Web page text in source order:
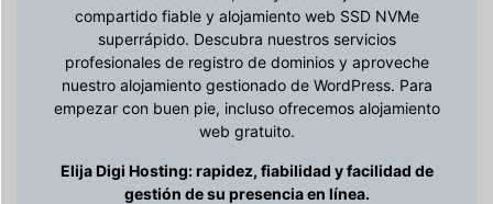
compartido fiable y alojamiento web SSD NVMe
superrápido. Descubra nuestros servicios
profesionales de registro de dominios y aproveche
nuestro alojamiento gestionado de WordPress. Para
empezar con buen pie, incluso ofrecemos alojamiento
web gratuito.
Elija Digi Hosting: rapidez, fiabilidad y facilidad de
gestión de su presencia en línea.